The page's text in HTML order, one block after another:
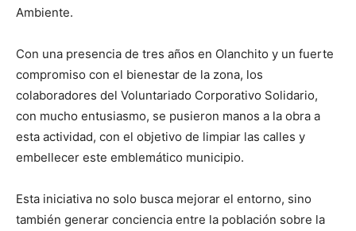
Ambiente.
Con una presencia de tres años en Olanchito y un fuerte
compromiso con el bienestar de la zona, los
colaboradores del Voluntariado Corporativo Solidario,
con mucho entusiasmo, se pusieron manos a la obra a
esta actividad, con el objetivo de limpiar las calles y
embellecer este emblemático municipio.
Esta iniciativa no solo busca mejorar el entorno, sino
también generar conciencia entre la población sobre la